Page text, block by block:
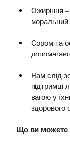
Ожиріння –
моральний
Сором та
Нам слід
підтримці
вагою у
здорового
Що ви можете